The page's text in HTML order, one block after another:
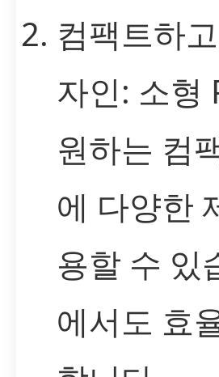
컴팩트하
자인: 소형
원하는 컴
에 다양한
용할 수 있
에서도 효